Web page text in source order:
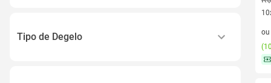
Tipo de Degelo ou
(